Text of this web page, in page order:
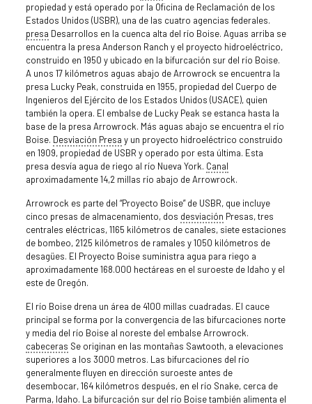
propiedad y está operado por la Oficina de Reclamación de los
Estados Unidos (USBR), una de las cuatro agencias federales.
presa Desarrollos en la cuenca alta del río Boise. Aguas arriba se
encuentra la presa Anderson Ranch y el proyecto hidroeléctrico,
construido en 1950 y ubicado en la bifurcación sur del río Boise.
A unos 17 kilómetros aguas abajo de Arrowrock se encuentra la
presa Lucky Peak, construida en 1955, propiedad del Cuerpo de
Ingenieros del Ejército de los Estados Unidos (USACE), quien
también la opera. El embalse de Lucky Peak se estanca hasta la
base de la presa Arrowrock. Más aguas abajo se encuentra el río
Boise. Desviación Presa y un proyecto hidroeléctrico construido
en 1909, propiedad de USBR y operado por esta última. Esta
presa desvía agua de riego al río Nueva York. Canal
aproximadamente 14,2 millas río abajo de Arrowrock.
Arrowrock es parte del “Proyecto Boise” de USBR, que incluye
cinco presas de almacenamiento, dos desviación Presas, tres
centrales eléctricas, 1165 kilómetros de canales, siete estaciones
de bombeo, 2125 kilómetros de ramales y 1050 kilómetros de
desagües. El Proyecto Boise suministra agua para riego a
aproximadamente 168.000 hectáreas en el suroeste de Idaho y el
este de Oregón.
El río Boise drena un área de 4100 millas cuadradas. El cauce
principal se forma por la convergencia de las bifurcaciones norte
y media del río Boise al noreste del embalse Arrowrock.
cabeceras Se originan en las montañas Sawtooth, a elevaciones
superiores a los 3000 metros. Las bifurcaciones del río
generalmente fluyen en dirección suroeste antes de
desembocar, 164 kilómetros después, en el río Snake, cerca de
Parma, Idaho. La bifurcación sur del río Boise también alimenta el